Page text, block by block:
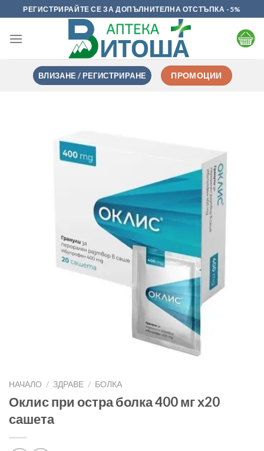
to
content
РЕГИСТРИРАЙТЕ СЕ ЗА ДОПЪЛНИТЕЛНА ОТСТЪПКА -5%
ВЛИЗАНЕ / РЕГИСТРИРАНЕ ПРОМОЦИИ
НАЧАЛО / ЗДРАВЕ / БОЛКА
Оклис при остра болка 400 мг х20
сашета